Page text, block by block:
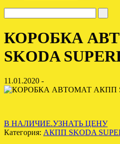
КОРОБКА
SKODA
11.01.2020 -
В НАЛИЧИЕ.УЗНАТЬ ЦЕНУ
Категория: АКПП SKODA